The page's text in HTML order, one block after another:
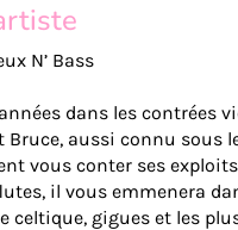
N’ Bass
dans les contrées
Bruce, aussi connu sous
vous conter ses
il vous emmenera
gigues et les